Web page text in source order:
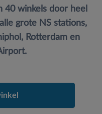
40 winkels door heel
grote NS stations,
Rotterdam en